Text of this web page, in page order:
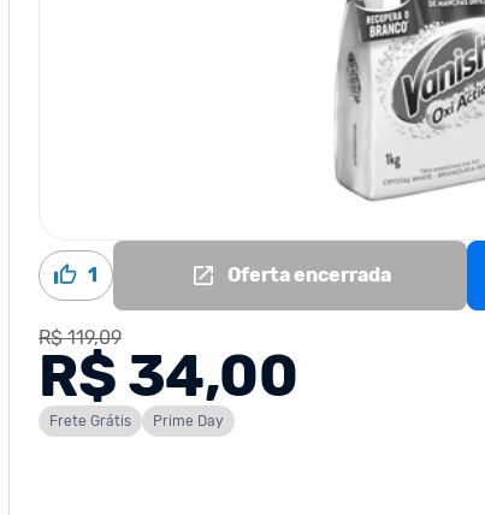
1 Oferta encerrada
R$ 119,09
R$ 34,00
Frete Grátis Prime Day